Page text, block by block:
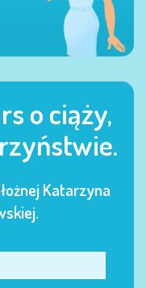
o ciąży,
Katarzyna